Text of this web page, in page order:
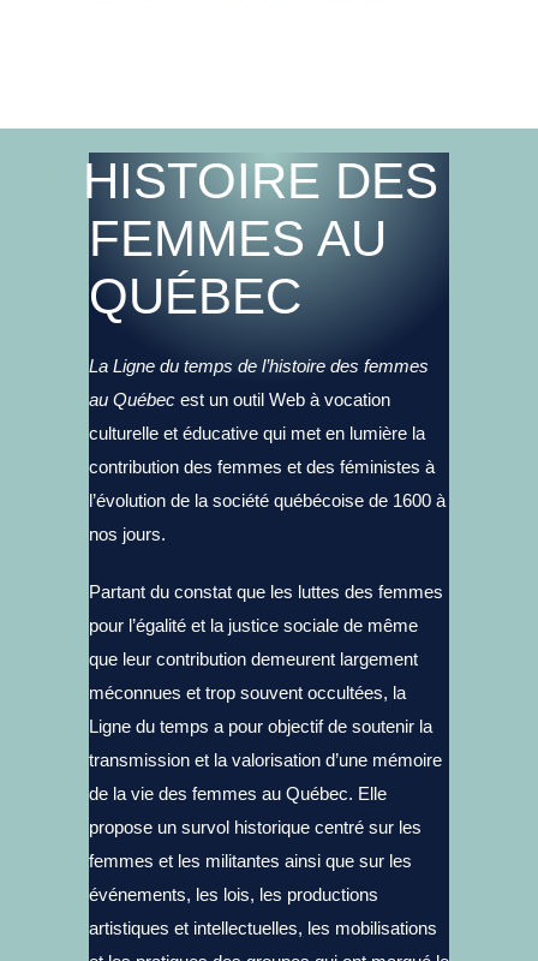
HISTOIRE DES
FEMMES AU
QUÉBEC
La Ligne du temps de l’histoire des femmes
au Québec est un outil Web à vocation
culturelle et éducative qui met en lumière la
contribution des femmes et des féministes à
l’évolution de la société québécoise de 1600 à
nos jours.
Partant du constat que les luttes des femmes
pour l’égalité et la justice sociale de même
que leur contribution demeurent largement
méconnues et trop souvent occultées, la
Ligne du temps a pour objectif de soutenir la
transmission et la valorisation d’une mémoire
de la vie des femmes au Québec. Elle
propose un survol historique centré sur les
femmes et les militantes ainsi que sur les
événements, les lois, les productions
artistiques et intellectuelles, les mobilisations